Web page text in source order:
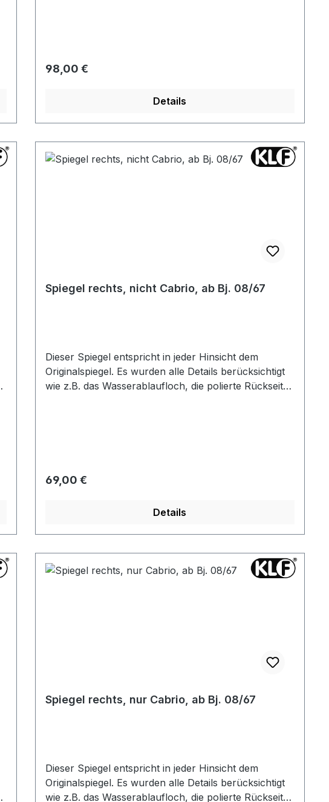
Regulärer Preis:
98,00 €
Details
Spiegel rechts, nicht Cabrio, ab Bj. 08/67
Dieser Spiegel entspricht in jeder Hinsicht dem
Originalspiegel. Es wurden alle Details berücksichtigt
wie z.B. das Wasserablaufloch, die polierte Rückseite
Regulärer Preis:
69,00 €
Details
Spiegel rechts, nur Cabrio, ab Bj. 08/67
Dieser Spiegel entspricht in jeder Hinsicht dem
Originalspiegel. Es wurden alle Details berücksichtigt
wie z.B. das Wasserablaufloch, die polierte Rückseite